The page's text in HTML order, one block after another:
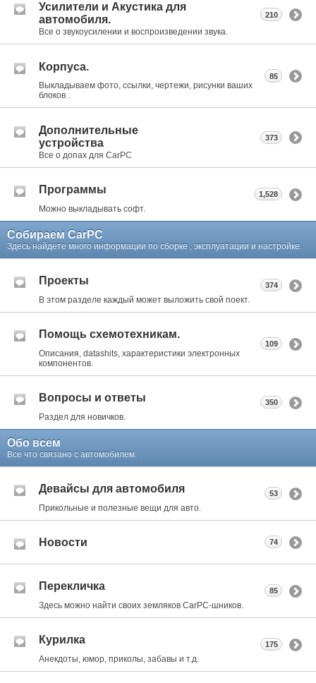
Усилители и Акустика для
автомобиля.
Все о звукоусилении и воспроизведении звука.
210
Корпуса.
Выкладываем фото, ссылки, чертежи, рисунки ваших
блоков .
85
Дополнительные
устройства
Все о допах для CarPC
373
Программы
Можно выкладывать софт.
1,528
Собираем CarPC
Здесь найдете много информации по сборке , эксплуатации и настройке.
Проекты
В этом разделе каждый может выложить свой поект.
374
Помощь схемотехникам.
Описания, datashits, характеристики электронных
компонентов.
109
Вопросы и ответы
Раздел для новичков.
350
Обо всем
Все что связано с автомобилем.
Девайсы для автомобиля
Прикольные и полезные вещи для авто.
53
Новости 74
Перекличка
Здесь можно найти своих земляков CarPC-шников.
85
Курилка
Анекдоты, юмор, приколы, забавы и т.д.
175